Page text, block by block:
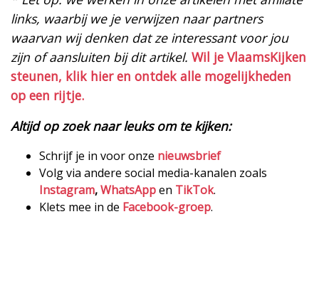
links, waarbij we je verwijzen naar partners
waarvan wij denken dat ze interessant voor jou
zijn of aansluiten bij dit artikel. Wil je VlaamsKijken
steunen, klik hier en ontdek alle mogelijkheden
op een rijtje.
Altijd op zoek naar leuks om te kijken:
Schrijf je in voor onze nieuwsbrief
Volg via andere social media-kanalen zoals
Instagram,WhatsAppen TikTok.
Klets mee in de Facebook-groep.